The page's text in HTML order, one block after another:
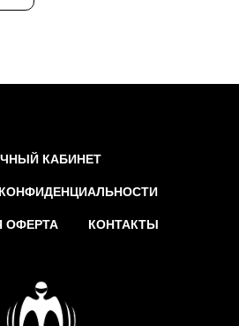
КАБИНЕТ
ОФЕРТА КОНТАКТЫ